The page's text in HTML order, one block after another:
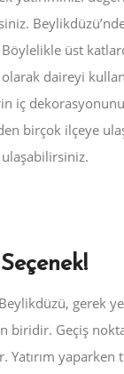
üst
daireyi
iç
birçok ilçeye
!
gerek
biridir. Geçiş
Yatırım